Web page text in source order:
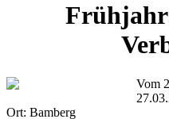
Vom
Ort: Bamberg